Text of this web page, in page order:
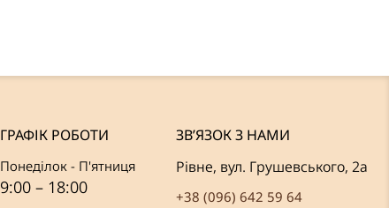
ГРАФІК РОБОТИ
Понеділок - П'ятниця
9:00 – 18:00
ЗВ’ЯЗОК З НАМИ
Рівне, вул. Грушевського, 2а
+38 (096) 642 59 64